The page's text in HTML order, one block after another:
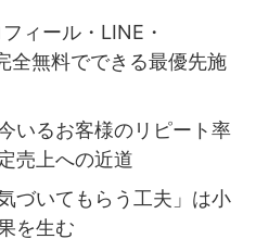
ィール・LINE・
全無料でできる最優先施
いるお客様のリピート率
売上への近道
づいてもらう工夫」は小
を生む